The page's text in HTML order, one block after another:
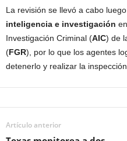
La revisión se llevó a cabo
inteligencia e investigación
Investigación Criminal (AIC) de
(FGR), por lo que los agentes
detenerlo y realizar la inspección.
Artículo anterior